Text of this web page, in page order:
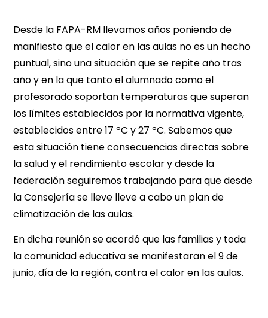
Desde la FAPA-RM llevamos años poniendo de
manifiesto que el calor en las aulas no es un hecho
puntual, sino una situación que se repite año tras
año y en la que tanto el alumnado como el
profesorado soportan temperaturas que superan
los límites establecidos por la normativa vigente,
establecidos entre 17 ºC y 27 ºC. Sabemos que
esta situación tiene consecuencias directas sobre
la salud y el rendimiento escolar y desde la
federación seguiremos trabajando para que desde
la Consejería se lleve lleve a cabo un plan de
climatización de las aulas.
En dicha reunión se acordó que las familias y toda
la comunidad educativa se manifestaran el 9 de
junio, día de la región, contra el calor en las aulas.